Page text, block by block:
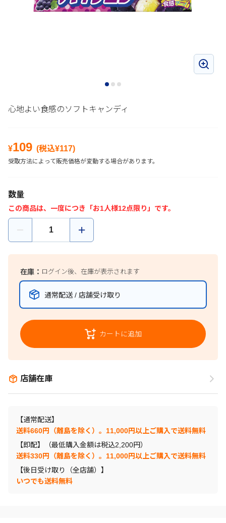
心地よい食感のソフトキャンディ
¥109 (税込¥117)
受取方法によって販売価格が変動する場合があります。
数量
この商品は、一度につき「お1人様12点限り」です。
在庫： ログイン後、在庫が表示されます
通常配送 / 店舗受け取り
カートに追加
店舗在庫
【通常配送】
送料660円（離島を除く）。11,000円以上ご購入で送料無料
【即配】（最低購入金額は税込2,200円）
送料330円（離島を除く）。11,000円以上ご購入で送料無料
【後日受け取り（全店舗）】
いつでも送料無料